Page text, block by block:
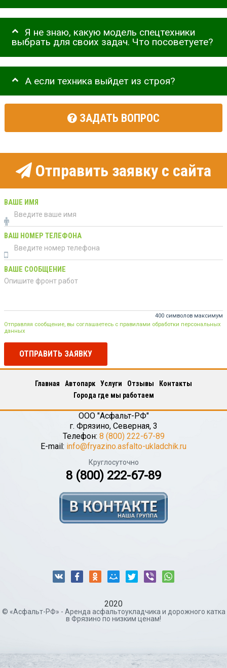
Я не знаю, какую модель спецтехники
выбрать для своих задач. Что посоветуете?
А если техника выйдет из строя?
ЗАДАТЬ ВОПРОС
Отправить заявку с сайта
ВАШЕ ИМЯ
ВАШ НОМЕР ТЕЛЕФОНА
ВАШЕ СООБЩЕНИЕ
400 символов максимум
Отправляя сообщение, вы соглашаетесь с правилами обработки персональных
данных
ОТПРАВИТЬ ЗАЯВКУ
Главная Автопарк Услуги Отзывы
Контакты
Города где мы работаем
ООО "Асфальт-РФ"
г. Фрязино, Северная, 3
Телефон: 8 (800) 222-67-89
E-mail: info@fryazino.asfalto-ukladchik.ru
Круглосуточно
8 (800) 222-67-89
2020
© «Асфальт-РФ» - Аренда асфальтоукладчика и дорожного катка
в Фрязино по низким ценам!